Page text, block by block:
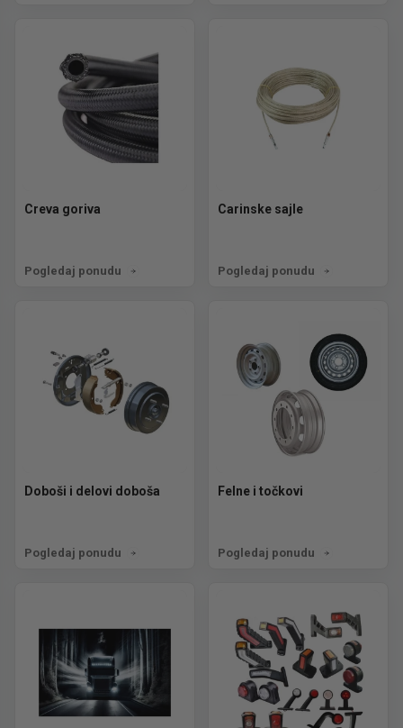
Creva goriva
Pogledaj ponudu
Carinske sajle
Pogledaj ponudu
Doboši i delovi doboša
Pogledaj ponudu
Felne i točkovi
Pogledaj ponudu